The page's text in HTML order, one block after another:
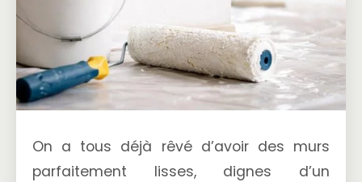
On a tous déjà rêvé d’avoir des murs
parfaitement lisses, dignes d’un